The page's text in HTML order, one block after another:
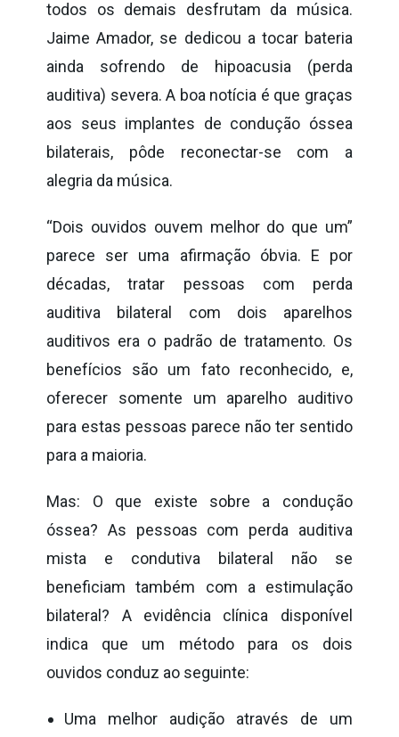
todos os demais desfrutam da música.
Jaime Amador, se dedicou a tocar bateria
ainda sofrendo de hipoacusia (perda
auditiva) severa. A boa notícia é que graças
aos seus implantes de condução óssea
bilaterais, pôde reconectar-se com a
alegria da música.
“Dois ouvidos ouvem melhor do que um”
parece ser uma afirmação óbvia. E por
décadas, tratar pessoas com perda
auditiva bilateral com dois aparelhos
auditivos era o padrão de tratamento. Os
benefícios são um fato reconhecido, e,
oferecer somente um aparelho auditivo
para estas pessoas parece não ter sentido
para a maioria.
Mas: O que existe sobre a condução
óssea? As pessoas com perda auditiva
mista e condutiva bilateral não se
beneficiam também com a estimulação
bilateral? A evidência clínica disponível
indica que um método para os dois
ouvidos conduz ao seguinte:
Uma melhor audição através de um